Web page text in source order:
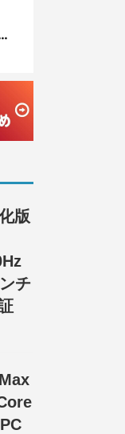
版
チ